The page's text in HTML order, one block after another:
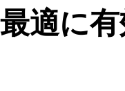
最適に